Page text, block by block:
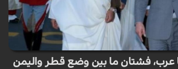
عرب، فشتان ما بين وضع قطر واليمن